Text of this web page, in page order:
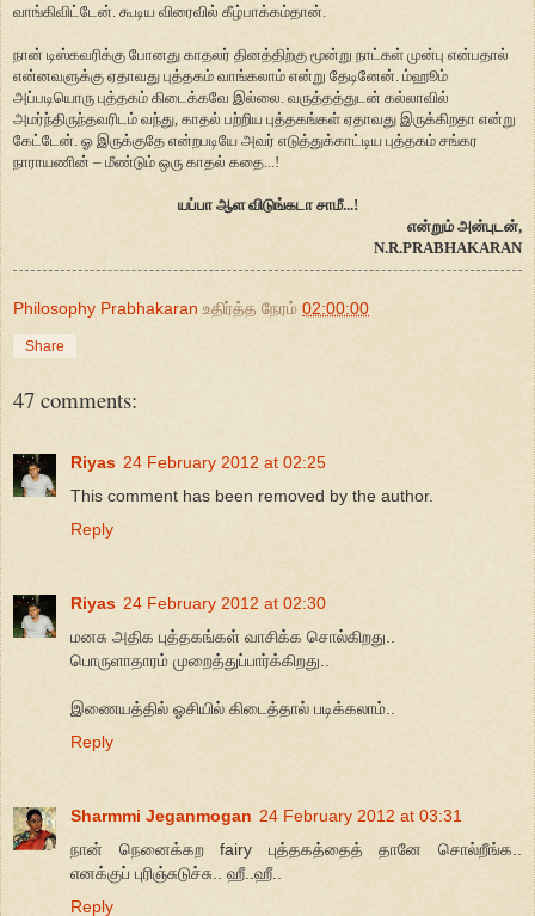
வாங்கிவிட்டேன். கூடிய விரைவில் கீழ்பாக்கம்தான்.
நான் டிஸ்கவரிக்கு போனது காதலர் தினத்திற்கு மூன்று நாட்கள் முன்பு என்பதால்
என்னவளுக்கு ஏதாவது புத்தகம் வாங்கலாம் என்று தேடினேன். ம்ஹூம்
அப்படியொரு புத்தகம் கிடைக்கவே இல்லை. வருத்தத்துடன் கல்லாவில்
அமர்ந்திருந்தவரிடம் வந்து, காதல் பற்றிய புத்தகங்கள் ஏதாவது இருக்கிறதா என்று
கேட்டேன். ஓ இருக்குதே என்றபடியே அவர் எடுத்துக்காட்டிய புத்தகம் சங்கர
நாராயணின் – மீண்டும் ஒரு காதல் கதை...!
யப்பா ஆள விடுங்கடா சாமீ...!
என்றும் அன்புடன்,
N.R.PRABHAKARAN
Philosophy Prabhakaran உதிர்த்த நேரம் 02:00:00
Share
47 comments:
Riyas 24 February 2012 at 02:25
This comment has been removed by the author.
Reply
Riyas 24 February 2012 at 02:30
மனசு அதிக புத்தகங்கள் வாசிக்க சொல்கிறது..
பொருளாதாரம் முறைத்துப்பார்க்கிறது..
இணையத்தில் ஓசியில் கிடைத்தால் படிக்கலாம்..
Reply
Sharmmi Jeganmogan 24 February 2012 at 03:31
நான் நெனைக்கற fairy புத்தகத்தைத் தானே சொல்றீங்க..
எனக்குப் புரிஞ்சுடுச்சு.. ஹீ..ஹீ..
Reply